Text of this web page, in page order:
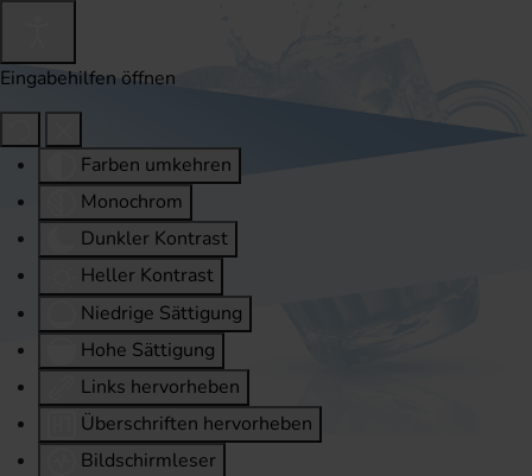
Eingabehilfen öffnen
Farben umkehren
Monochrom
Dunkler Kontrast
Heller Kontrast
Niedrige Sättigung
Hohe Sättigung
Links hervorheben
Überschriften hervorheben
Bildschirmleser